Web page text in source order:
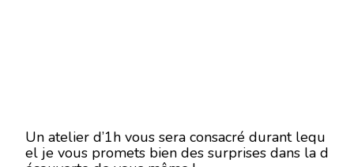
Un atelier d’1h vous sera consacré durant lequ
el je vous promets bien des surprises dans la d